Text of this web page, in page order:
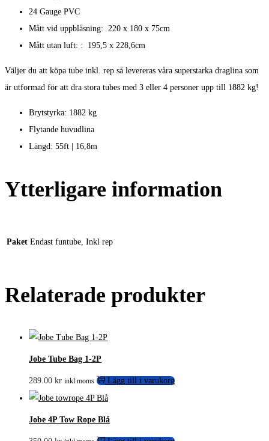
24 Gauge PVC
Mått vid uppblåsning: 220 x 180 x 75cm
Mått utan luft: : 195,5 x 228,6cm
Väljer du att köpa tube inkl. rep så levereras våra superstarka draglina som
är utformad för att dra stora tubes med 3 eller 4 personer upp till 1882 kg!
Brytstyrka: 1882 kg
Flytande huvudlina
Längd: 55ft | 16,8m
Ytterligare information
Paket Endast funtube, Inkl rep
Relaterade produkter
Jobe Tube Bag 1-2P
289.00 kr inkl.moms Lägg till i varukorg
Jobe 4P Tow Rope Blå